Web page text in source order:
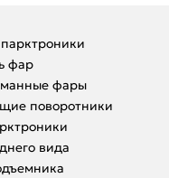
фар
фары
поворотники
вида